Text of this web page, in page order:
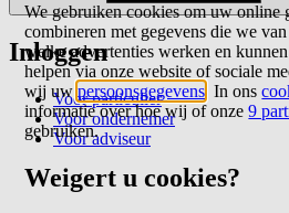
Inloggen
Voor particulier
Voor ondernemer
Voor adviseur
We gebruiken cookies om uw online
combineren met gegevens die we
welke advertenties werken en
helpen via onze website of sociale
wij uwpersoonsgegevens . In ons
informatie over hoe wij of onze9
gebruiken.
Weigert u cookies?